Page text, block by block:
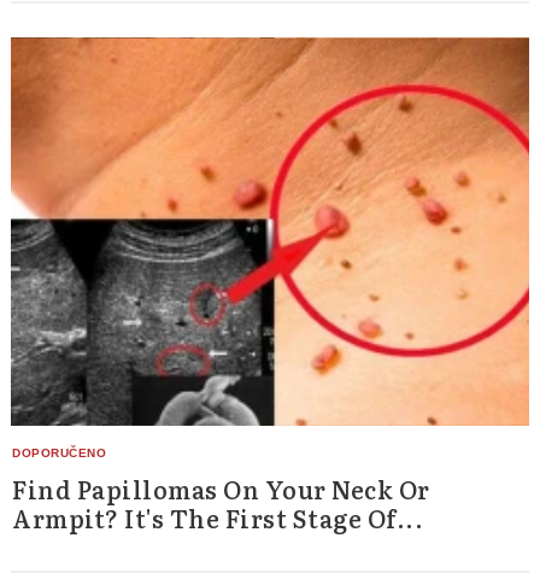
Find Papillomas On Your Neck Or
Armpit? It's The First Stage Of...